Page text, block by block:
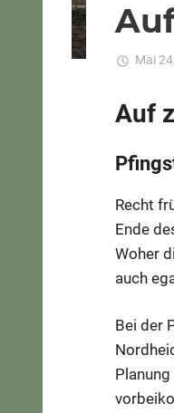
Mai
Auf
Recht
Ende
Woher
auch
Bei der